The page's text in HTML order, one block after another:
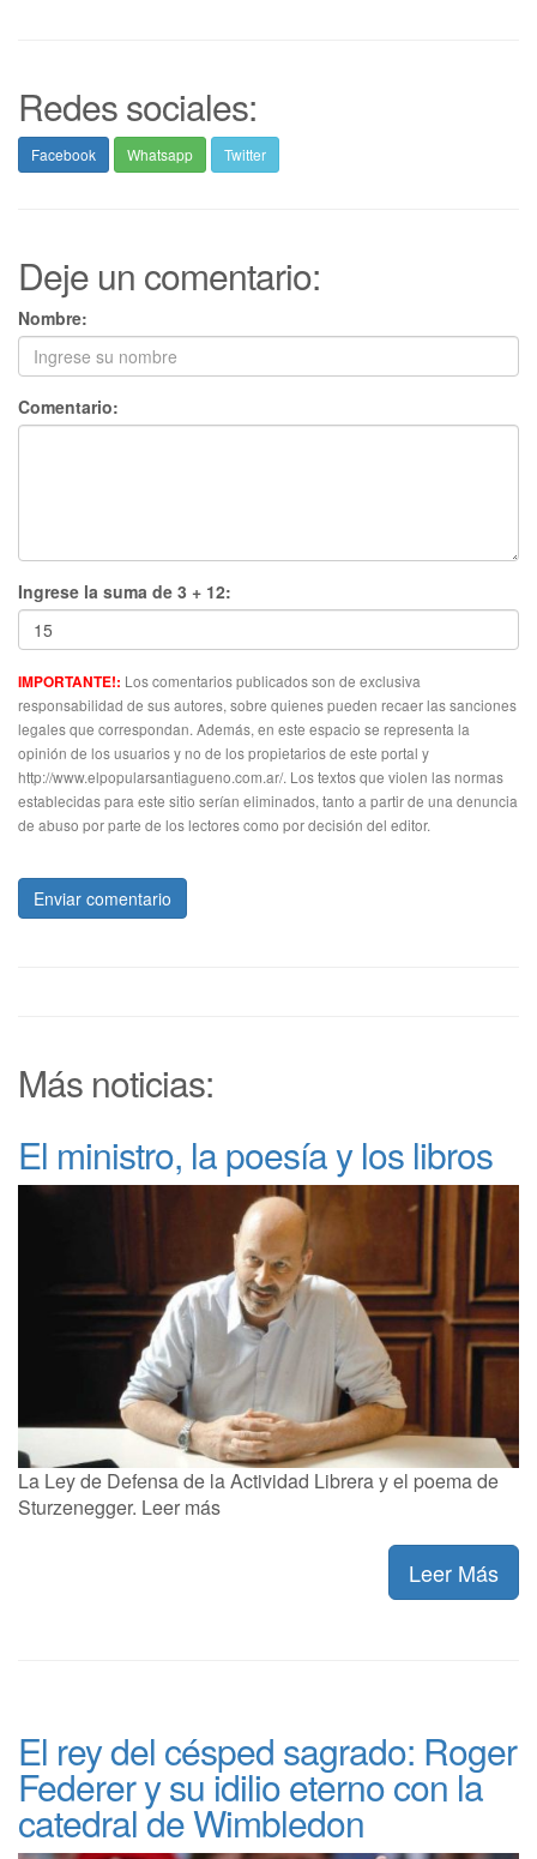
Redes sociales:
Facebook Whatsapp Twitter
Deje un comentario:
Nombre:
Comentario:
Ingrese la suma de 3 + 12:
IMPORTANTE!: Los comentarios publicados son de exclusiva
responsabilidad de sus autores, sobre quienes pueden recaer las sanciones
legales que correspondan. Además, en este espacio se representa la
opinión de los usuarios y no de los propietarios de este portal y
http://www.elpopularsantiagueno.com.ar/. Los textos que violen las normas
establecidas para este sitio serían eliminados, tanto a partir de una denuncia
de abuso por parte de los lectores como por decisión del editor.
Enviar comentario
Más noticias:
El ministro, la poesía y los libros
La Ley de Defensa de la Actividad Librera y el poema de
Sturzenegger. Leer más
Leer Más
El rey del césped sagrado: Roger
Federer y su idilio eterno con la
catedral de Wimbledon